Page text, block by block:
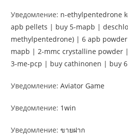
Уведомление: n-ethylpentedrone
apb pellets | buy 5-mapb |
methylpentedrone) | 6 apb
mapb | 2-mmc crystalline powder
3-me-pcp | buy cathinonen | buy
Уведомление:Aviator Game
Уведомление: 1win
Уведомление:ขายฝาก